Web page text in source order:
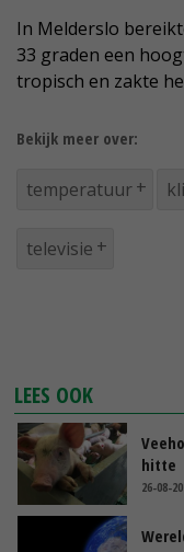
In Melderslo
33 graden een
tropisch en zakte
Bekijk meer over:
temperatuur
televisie
LEES OOK
hitte
26-08-